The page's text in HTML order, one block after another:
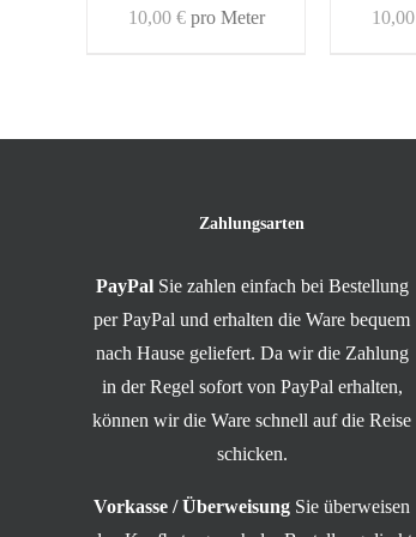
10,00 € pro Meter
10,00
Zahlungsarten
PayPal Sie zahlen einfach bei Bestellung
per PayPal und erhalten die Ware bequem
nach Hause geliefert. Da wir die Zahlung
in der Regel sofort von PayPal erhalten,
können wir die Ware schnell auf die Reise
schicken.
Vorkasse / Überweisung Sie überweisen